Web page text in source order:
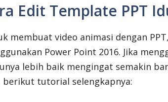
Edit Template PPT
membuat video animasi dengan
Power Point 2016. Jika
lebih baik mengingat semakin
berikut tutorial selengkapnya: